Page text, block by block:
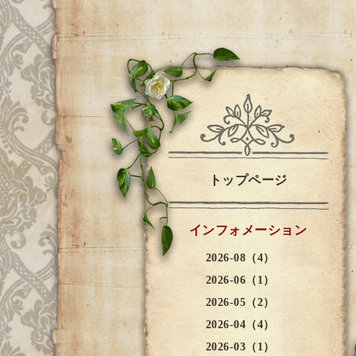
トップページ
インフォメーション
2026-08（4）
2026-06（1）
2026-05（2）
2026-04（4）
2026-03（1）